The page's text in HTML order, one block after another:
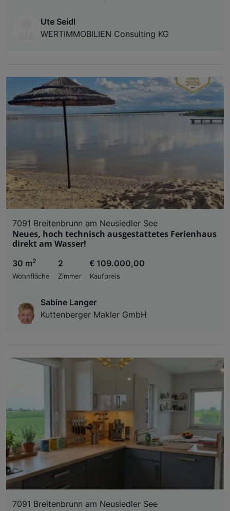
Ute Seidl
WERTIMMOBILIEN Consulting KG
7091 Breitenbrunn am Neusiedler See
Neues, hoch technisch ausgestattetes Ferienhaus
direkt am Wasser!
30 m2
Wohnfläche
2
Zimmer
€ 109.000,00
Kaufpreis
Sabine Langer
Kuttenberger Makler GmbH
7091 Breitenbrunn am Neusiedler See